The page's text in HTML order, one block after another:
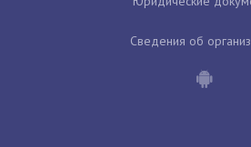
Сведения об